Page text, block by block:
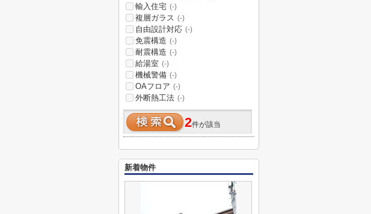
輸入住宅 (-)
複層ガラス (-)
自由設計対応 (-)
免震構造 (-)
耐震構造 (-)
給湯室 (-)
機械警備 (-)
OAフロア (-)
外断熱工法 (-)
2件が該当
新着物件